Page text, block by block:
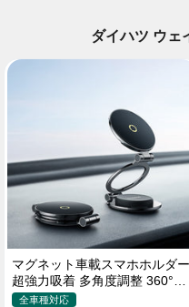
ダイハツ ウェ
マグネット車載スマホホルダー
超強力吸着 多角度調整 360°回
転な台座 車用ホルダー 折りた
全車種対応